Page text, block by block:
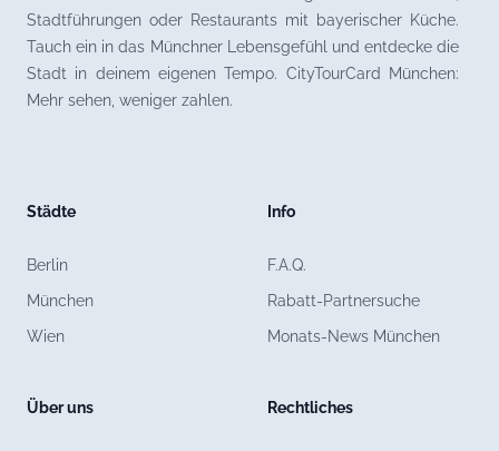
Stadtführungen oder Restaurants mit bayerischer Küche.
Tauch ein in das Münchner Lebensgefühl und entdecke die
Stadt in deinem eigenen Tempo. CityTourCard München:
Mehr sehen, weniger zahlen.
Städte
Berlin
München
Wien
Über uns
Info
F.A.Q.
Rabatt-Partnersuche
Monats-News München
Rechtliches